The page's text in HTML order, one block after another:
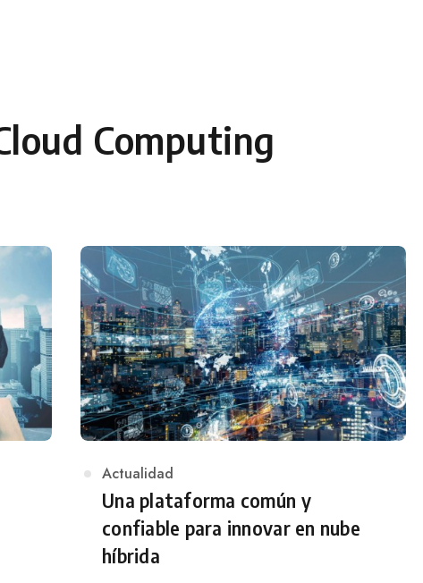
Computing
Category
Actualidad
Una plataforma común y
confiable para innovar en nube
híbrida